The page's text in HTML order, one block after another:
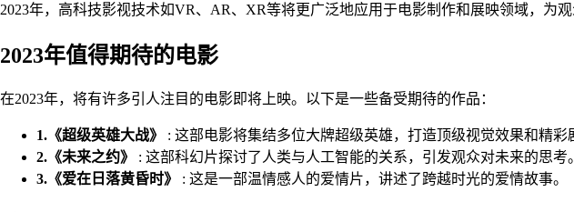
2023年，高科技影视技术如VR、AR、XR等将更广泛地应用于电影制作和展映领域，为观
2023年值得期待的电影
在2023年，将有许多引人注目的电影即将上映。以下是一些备受期待的作品：
1.《超级英雄大战》
: 这部电影将集结多位大牌超级英雄，打造顶级视觉效果和精彩
2.《未来之约》
: 这部科幻片探讨了人类与人工智能的关系，引发观众对未来的思考。
3.《爱在日落黄昏时》
: 这是一部温情感人的爱情片，讲述了跨越时光的爱情故事。